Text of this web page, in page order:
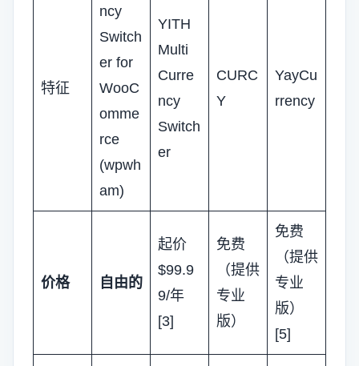
特征
ncy
Switch
er for
WooC
omme
rce
(wpwh
am)
YITH
Multi
Curre
ncy
Switch
er
CURC
Y
YayCu
rrency
价格 自由的
起价
$99.9
9/年
[3]
免费
（提供
专业
版）
免费
（提供
专业
版）
[5]